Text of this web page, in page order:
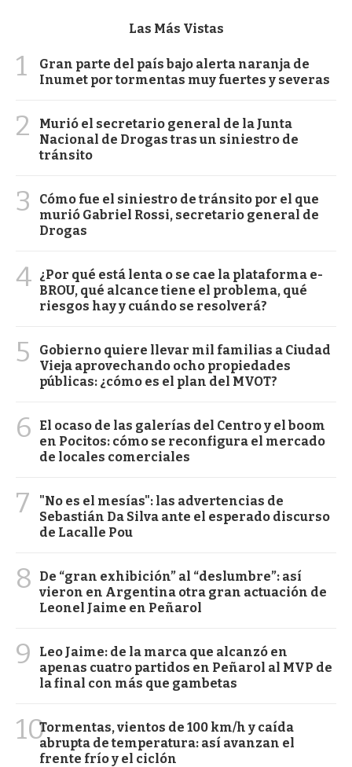
Las Más Vistas
1
Gran parte del país bajo alerta naranja de
Inumet por tormentas muy fuertes y severas
2
Murió el secretario general de la Junta
Nacional de Drogas tras un siniestro de
tránsito
3
Cómo fue el siniestro de tránsito por el que
murió Gabriel Rossi, secretario general de
Drogas
4 ¿Por qué está lenta o se cae la plataforma e-
BROU, qué alcance tiene el problema, qué
riesgos hay y cuándo se resolverá?
5
Gobierno quiere llevar mil familias a Ciudad
Vieja aprovechando ocho propiedades
públicas: ¿cómo es el plan del MVOT?
6
El ocaso de las galerías del Centro y el boom
en Pocitos: cómo se reconfigura el mercado
de locales comerciales
7
"No es el mesías": las advertencias de
Sebastián Da Silva ante el esperado discurso
de Lacalle Pou
8
De “gran exhibición” al “deslumbre”: así
vieron en Argentina otra gran actuación de
Leonel Jaime en Peñarol
9
Leo Jaime: de la marca que alcanzó en
apenas cuatro partidos en Peñarol al MVP de
la final con más que gambetas
10Tormentas, vientos de 100 km/h y caída
abrupta de temperatura: así avanzan el
frente frío y el ciclón